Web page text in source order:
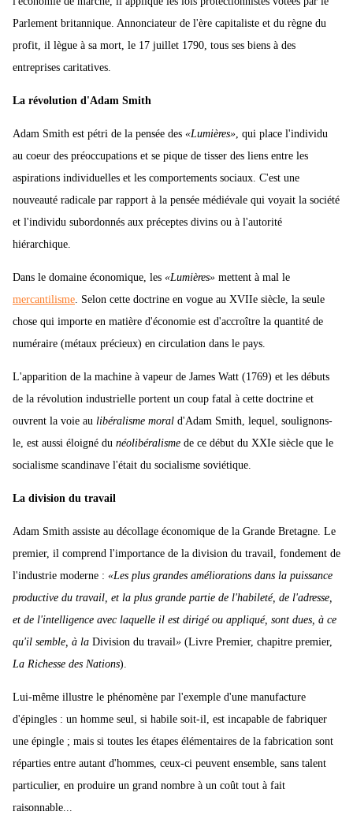
Parlement britannique. Annonciateur de l'ère capitaliste et du règne du
profit, il lègue à sa mort, le 17 juillet 1790, tous ses biens à des
entreprises caritatives.
La révolution d'Adam Smith
Adam Smith est pétri de la pensée des «Lumières», qui place l'individu
au coeur des préoccupations et se pique de tisser des liens entre les
aspirations individuelles et les comportements sociaux. C'est une
nouveauté radicale par rapport à la pensée médiévale qui voyait la société
et l'individu subordonnés aux préceptes divins ou à l'autorité
hiérarchique.
Dans le domaine économique, les «Lumières» mettent à mal le
mercantilisme. Selon cette doctrine en vogue au XVIIe siècle, la seule
chose qui importe en matière d'économie est d'accroître la quantité de
numéraire (métaux précieux) en circulation dans le pays.
L'apparition de la machine à vapeur de James Watt (1769) et les débuts
de la révolution industrielle portent un coup fatal à cette doctrine et
ouvrent la voie au libéralisme moral d'Adam Smith, lequel, soulignons-
le, est aussi éloigné du néolibéralisme de ce début du XXIe siècle que le
socialisme scandinave l'était du socialisme soviétique.
La division du travail
Adam Smith assiste au décollage économique de la Grande Bretagne. Le
premier, il comprend l'importance de la division du travail, fondement de
l'industrie moderne : «Les plus grandes améliorations dans la puissance
productive du travail, et la plus grande partie de l'habileté, de l'adresse,
et de l'intelligence avec laquelle il est dirigé ou appliqué, sont dues, à ce
qu'il semble, à la Division du travail» (Livre Premier, chapitre premier,
La Richesse des Nations).
Lui-même illustre le phénomène par l'exemple d'une manufacture
d'épingles : un homme seul, si habile soit-il, est incapable de fabriquer
une épingle ; mais si toutes les étapes élémentaires de la fabrication sont
réparties entre autant d'hommes, ceux-ci peuvent ensemble, sans talent
particulier, en produire un grand nombre à un coût tout à fait
raisonnable...